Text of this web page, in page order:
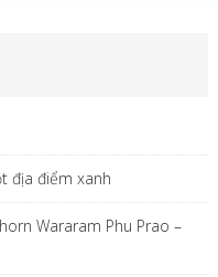
địa điểm xanh
Wararam Phu Prao –